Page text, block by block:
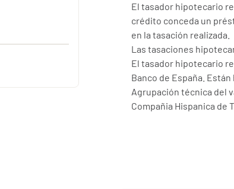
El tasador hipotecario
crédito conceda un
en la tasación realizada.
Las tasaciones
El tasador hipotecario
Banco de España.
Agrupación técnica del
Compañia Hispanica de